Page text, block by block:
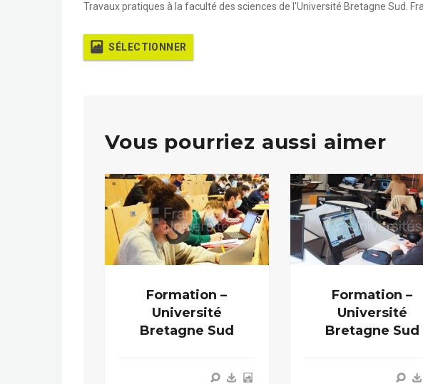
Travaux pratiques à la faculté des sciences de l'Université Bretagne Sud.
SÉLECTIONNER
Vous pourriez aussi aimer
Formation –
Université
Bretagne Sud
Formation –
Université
Bretagne Sud